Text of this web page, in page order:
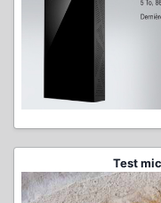
Test